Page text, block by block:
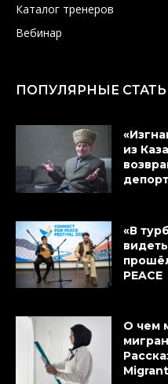
Каталог тренеров
Вебинар
ПОПУЛЯРНЫЕ
из
«В
PEACE
О чем